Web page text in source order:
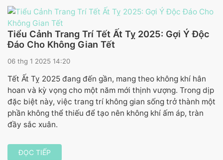
Tiểu Cảnh Trang Trí Tết Ất Tỵ 2025: Gợi Ý Độc
Đáo Cho Không Gian Tết
06 thg 1 2025 14:20
Tết Ất Tỵ 2025 đang đến gần, mang theo không khí hân
hoan và kỳ vọng cho một năm mới thịnh vượng. Trong dịp
đặc biệt này, việc trang trí không gian sống trở thành một
phần không thể thiếu để tạo nên không khí ấm áp, tràn
đầy sắc xuân.
ĐỌC TIẾP